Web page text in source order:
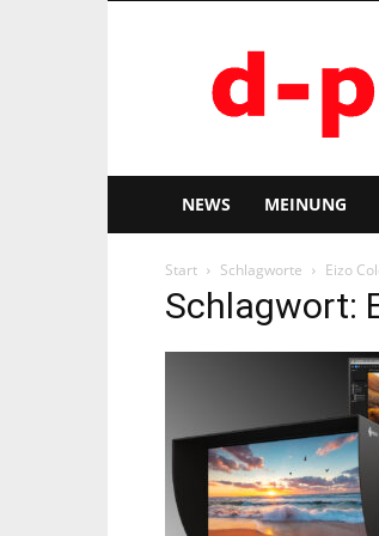
pixx
NEWS MEINUNG
Start Schlagworte Eizo
Schlagwort: